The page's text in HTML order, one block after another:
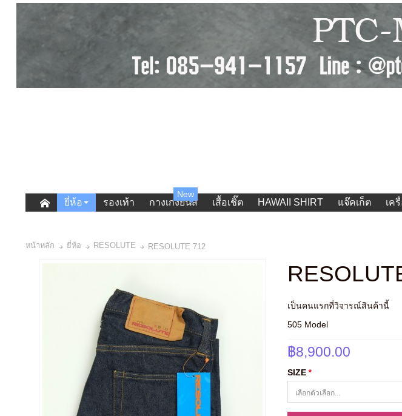
ยี่ห้อ รองเท้า กางเกงยีนส์
New
เสื้อเชิ๊ต HAWAII SHIRT แจ๊คเก็ต เค
หน้าหลัก ยี่ห้อ RESOLUTE RESOLUTE 712
เป็นคนแรกที่วิจารณ์สินค้านี้
505 Model
฿8,900.00
*
SIZE